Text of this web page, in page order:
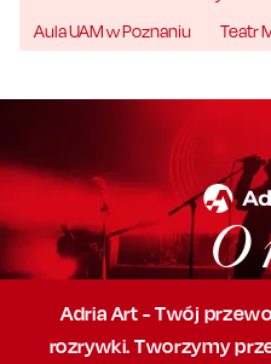
Aula UAM w Poznaniu
Teatr
O
Adria Art - Twój
rozrywki. Tworzymy